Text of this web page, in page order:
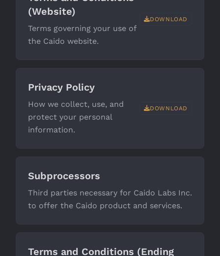
(Website)
Terms governing your use of
the Caido website.
DOWNLOAD
Privacy Policy
How we collect, use, and
protect your personal
information.
DOWNLOAD
Subprocessors
Third parties necessary for Caido Labs Inc.
to offer the Caido product and services.
Terms and Conditions (Ending